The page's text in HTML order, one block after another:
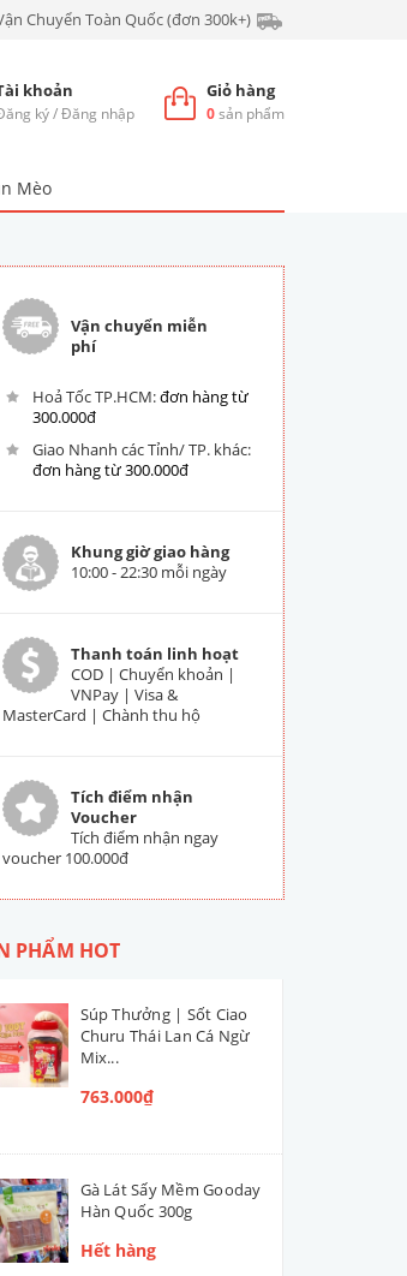
Chuyển Toàn Quốc (đơn 300k+)
Giỏ hàng
0sản phẩm
khoản
ký/Đăng nhập
Mèo
Vận chuyển miễn
phí
Hoả Tốc TP.HCM:đơn hàng từ
300.000đ
Giao Nhanh các Tỉnh/ TP. khác:
đơn hàng từ 300.000đ
Khung giờ giao hàng
10:00 - 22:30 mỗi ngày
Thanh toán linh hoạt
COD | Chuyển khoản |
VNPay | Visa &
MasterCard | Chành thu hộ
Tích điểm nhận
Voucher
Tích điểm nhận ngay
voucher 100.000đ
PHẨM HOT
Súp Thưởng | Sốt Ciao
Churu Thái Lan Cá Ngừ
Mix...
763.000₫
Gà Lát Sấy Mềm Gooday
Hàn Quốc 300g
Hết hàng